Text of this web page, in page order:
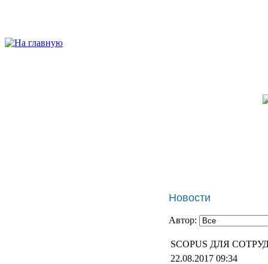
Новости
Автор:
SCOPUS ДЛЯ
22.08.2017 09:34